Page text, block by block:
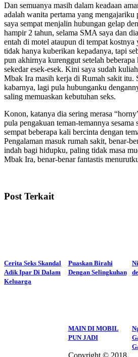
Dan semuanya masih dalam keadaan
adalah wanita pertama yang mengajariku
saya sempat menjalin hubungan gelap
hampir 2 tahun, selama SMA saya dan
entah di motel ataupun di tempat
tidak hanya kuberikan kepadanya, tapi
pun akhirnya kurenggut setelah
sekedar esek-esek. Kini saya sudah
Mbak Ira masih kerja di Rumah sakit itu.
kabarnya, lagi pula hubunganku
saling memuaskan kebutuhan seks.
Konon, katanya dia sering merasa
pula pengakuan teman-temannya sesama
sempat beberapa kali bercinta dengan
Pengalaman masuk rumah sakit, benar-
indah bagi hidupku, paling tidak masa
Mbak Ira, benar-benar fantastis
Post Terkait
Cerita Seks Skandal
Adik Ipar Di Dalam
Keluarga
Puaskan Birahi
Dengan Selingkuhan
MAIN DI MOBIL
PUN JADI